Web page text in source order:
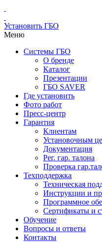
Установить ГБО
Меню
Системы ГБО
О бренде
Каталог
Презентации
ГБО SAVER
Где установить
Фото работ
Пресс-центр
Гарантия
Клиентам
Установочным
Документация
Рег. гар. талона
Проверка
Техподдержка
Техническая
Инструкции и
Программное
Сертификаты и
Обучение
Вопросы и ответы
Контакты